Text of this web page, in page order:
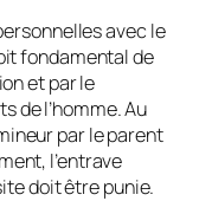
avec le
fondamental de
et par le
de l’homme. Au
par le parent
l’entrave
doit être punie.